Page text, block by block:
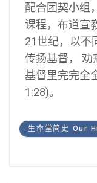
配合团契小组
课程，布道宣
21世纪，以不
传扬基督， 劝
基督里完完全
1:28)。
生命堂简史 Our